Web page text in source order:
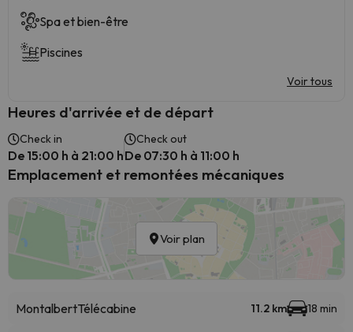
Spa et bien-être
Piscines
Voir tous
Heures d'arrivée et de départ
Check in
De 15:00 h à 21:00 h
Check out
De 07:30 h à 11:00 h
Emplacement et remontées mécaniques
Voir plan
MontalbertTélécabine 11.2 km 18 min